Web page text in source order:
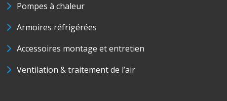
Pompes à chaleur
Armoires réfrigérées
Accessoires montage et entretien
Ventilation & traitement de l’air